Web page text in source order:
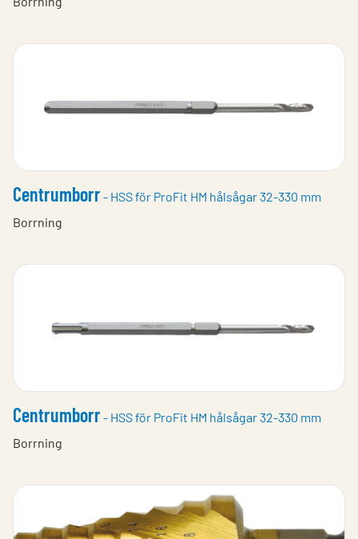
Centrumborr- HSS för ProFit HM hålsågar 32-330 mm
Borrning
Centrumborr- HSS för ProFit HM hålsågar 32-330 mm
Borrning